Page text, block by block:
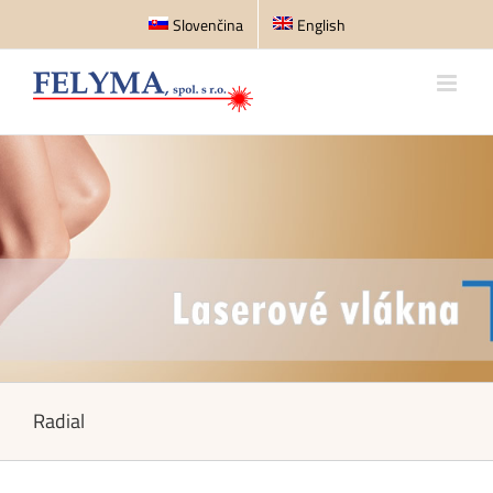
content
Slovenčina English
Radial